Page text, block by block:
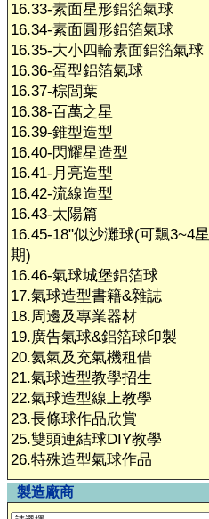
16.33-素面星形鋁箔氣球
16.34-素面圓形鋁箔氣球
16.35-大小四輪素面鋁箔氣球
16.36-蛋型鋁箔氣球
16.37-棕閭葉
16.38-百萬之星
16.39-錐型造型
16.40-閃耀星造型
16.41-月亮造型
16.42-流線造型
16.43-太陽篇
16.45-18"似沙灘球(可飄3~4星
期)
16.46-氣球城堡鋁箔球
17.氣球造型書籍&雜誌
18.周邊及專業器材
19.廣告氣球&鋁箔球印製
20.氦氣及充氣機租借
21.氣球造型教學招生
22.氣球造型線上教學
23.長條球作品欣賞
25.雙頭連結球DIY教學
26.特殊造型氣球作品
製造廠商